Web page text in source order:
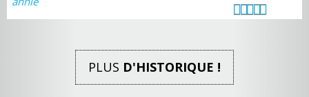
PLUS D'HISTORIQUE !